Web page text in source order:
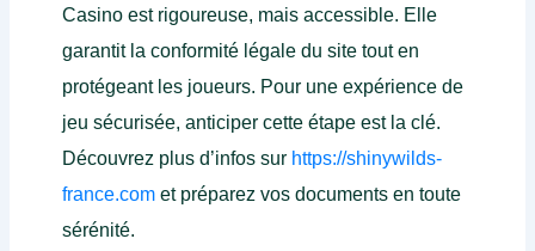
Casino est rigoureuse, mais accessible. Elle
garantit la conformité légale du site tout en
protégeant les joueurs. Pour une expérience de
jeu sécurisée, anticiper cette étape est la clé.
Découvrez plus d’infos sur https://shinywilds-
france.com et préparez vos documents en toute
sérénité.